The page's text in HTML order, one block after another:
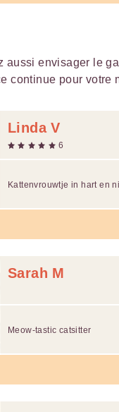
aussi envisager le
continue pour votre
Linda V
6
Kattenvrouwtje in hart en
Sarah M
Meow-tastic catsitter